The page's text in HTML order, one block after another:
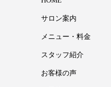
サロン案内
メニュー・料金
スタッフ紹介
お客様の声